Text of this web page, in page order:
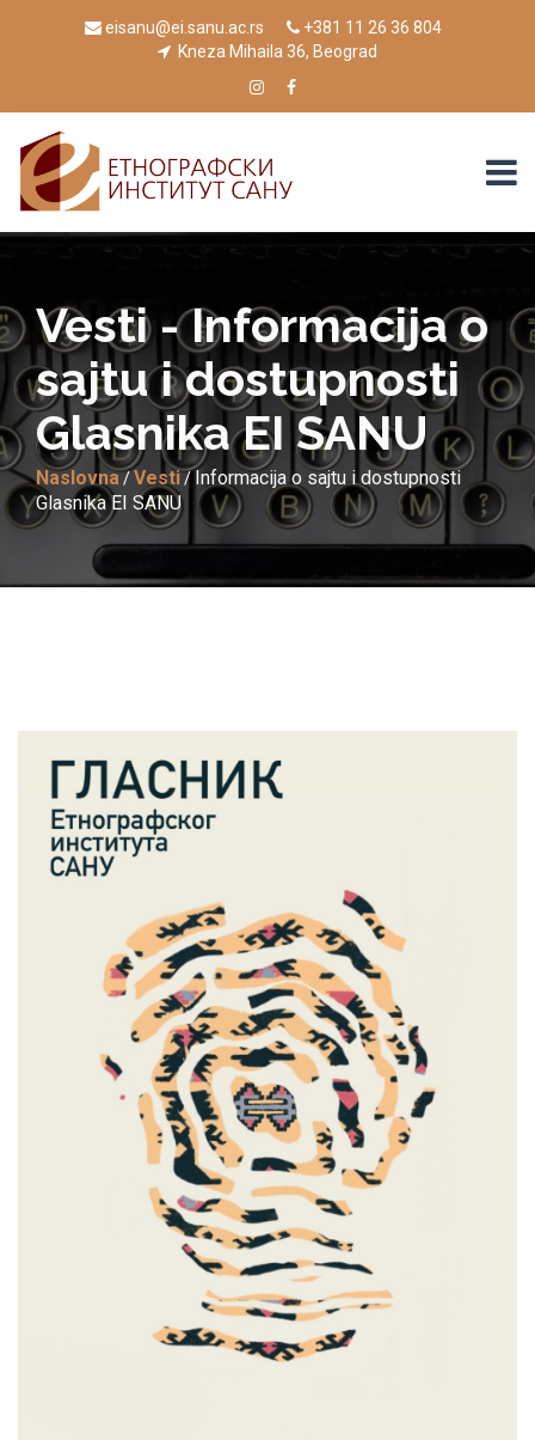
eisanu@ei.sanu.ac.rs
+381 11 26 36 804
Kneza Mihaila 36, Beograd
Vesti - Informacija o
sajtu i dostupnosti
Glasnika EI SANU
Naslovna/Vesti/ Informacija o sajtu i dostupnosti
Glasnika EI SANU